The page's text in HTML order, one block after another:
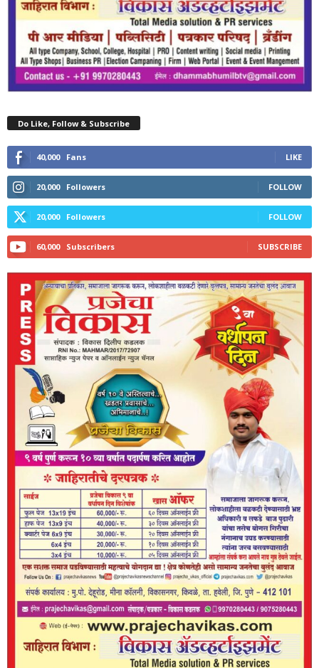
Do Like, Follow & Subscribe
40,000 Fans LIKE
20,000 Followers FOLLOW
20,000 Followers FOLLOW
60,000 Subscribers SUBSCRIBE